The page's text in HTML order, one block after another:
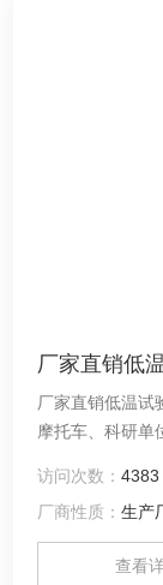
厂家直销低
厂家直销低温试验箱用途： 适用于
摩托车、科研单
验，检测其各性
位:mm）： 型号
访问次数：4383
厂商性质：生产
查看